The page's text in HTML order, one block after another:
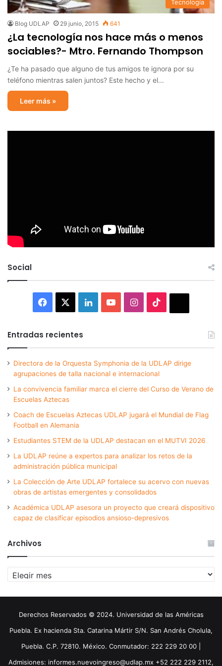
Tecnología
Blog UDLAP 29 junio, 2015 641
¿La tecnología nos hace más o menos
sociables?- Mtro. Fernando Thompson
¿Te ha pasado que alguno de tus amigos te ignora por su
teléfono mientras salen juntos? Este hecho y el…
Leer más »
Social
Facebook LinkedInYouTubeInstagram
Entradas recientes
Directora de la Orquesta Symphonia de la UDLAP dirige
agrupaciones de talla nacional e internacional
La convivencia familiar marca el cierre del Curso de Verano de
Escuelas Aztecas
Coach de Escuelas Aztecas UDLAP jugará el Mundial de Flag
Football en Alemania
Estudiantes STEM de la UDLAP destacan en el MUTVI 2026
La UDLAP reúne a expertos para analizar los retos de la
administración pública municipal
La Colección de Arte UDLAP fortalece su acervo con nuevas
obras de artistas emergentes y consolidados
Académica UDLAP asesora un proyecto que creará dispositivo
capaz de clasificar episodios ansioso-depresivos
Archivos
Archivos
Derechos Reservados © 2024. Universidad de las Américas
Puebla. Ex hacienda Sta. Catarina Mártir S/N. San Andrés Cholula,
Puebla. C.P. 72810. México. Conmutador: 222 229 20 00 |
Admisiones: informes.nuevoingreso@udlap.mx +52 222 229 2112,